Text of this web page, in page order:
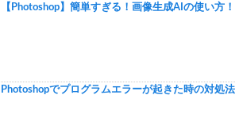
【Photoshop】簡単すぎる！画像生成AIの使い方！
Photoshopでプログラムエラーが起きた時の対処法